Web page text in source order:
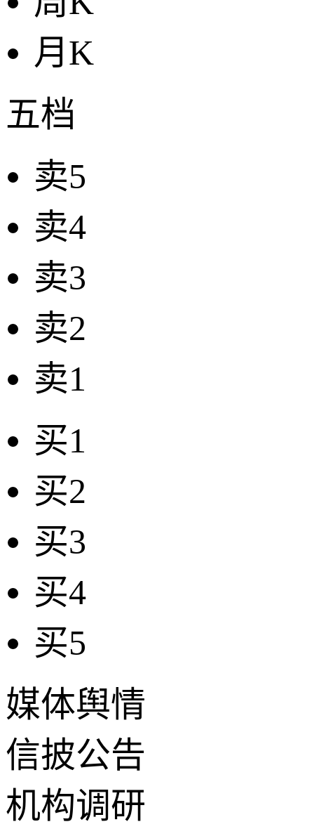
月K
五档
卖5
卖4
卖3
卖2
卖1
买1
买2
买3
买4
买5
媒体舆情
信披公告
机构调研